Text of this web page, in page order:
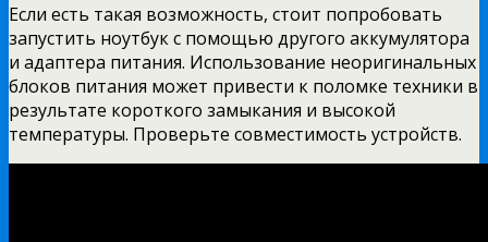
Если есть такая возможность, стоит попробовать
запустить ноутбук с помощью другого аккумулятора
и адаптера питания. Использование неоригинальных
блоков питания может привести к поломке техники в
результате короткого замыкания и высокой
температуры. Проверьте совместимость устройств.